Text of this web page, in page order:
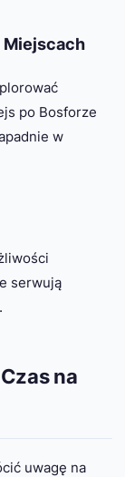
Miejscach
po Bosforze
w
serwują
na
uwagę na